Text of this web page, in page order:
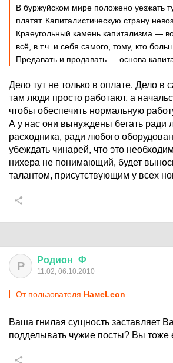
В буржуйском мире положено уезжать
платят. Капиталистическую страну
Краеугольный камень капитализма —
всё, в т.ч. и себя самого, тому, кто
Предавать и продавать — основа
Дело тут не только в оплате. Дело в
там люди просто работают, а
чтобы обеспечить нормальную
А у нас они вынуждены бегать ради
расходника, ради любого
убеждать чинарей, что это
нихера не понимающий, будет
талантом, присутствующим у всех
Р Родион Ф
11:02, 06.10.2010
От пользователя HaмeLeon
Ваша гнилая сущность заставляет
подделывать чужие посты? Вы тоже